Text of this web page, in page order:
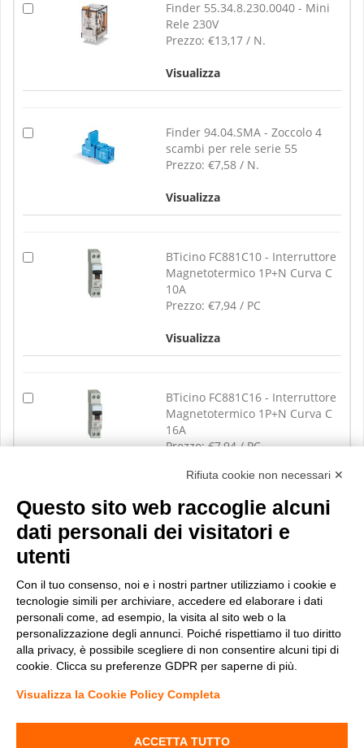
Finder 55.34.8.230.0040 - Mini
Rele 230V
Prezzo: €13,17 / N.
Visualizza
Finder 94.04.SMA - Zoccolo 4
scambi per rele serie 55
Prezzo: €7,58 / N.
Visualizza
BTicino FC881C10 - Interruttore
Magnetotermico 1P+N Curva C
10A
Prezzo: €7,94 / PC
Visualizza
BTicino FC881C16 - Interruttore
Magnetotermico 1P+N Curva C
16A
Prezzo:€7,94 / PC
Visualizza
Copyright© 2013-2026 Stock Elettrico® S.r.l. All right reserved
Rifiuta cookie non necessari ✕
Questo sito web raccoglie alcuni
dati personali dei visitatori e
utenti
Con il tuo consenso, noi e i nostri partner utilizziamo i cookie e
tecnologie simili per archiviare, accedere ed elaborare i dati
personali come, ad esempio, la visita al sito web o la
personalizzazione degli annunci. Poiché rispettiamo il tuo diritto
alla privacy, è possibile scegliere di non consentire alcuni tipi di
cookie. Clicca su preferenze GDPR per saperne di più.
Visualizza la Cookie Policy Completa
ACCETTA TUTTO